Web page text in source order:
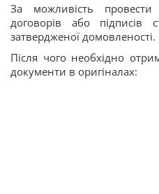
За можливість провести
договорів або підписів
затвердженої домовленості.
Після чого необхідно
документи в оригіналах: